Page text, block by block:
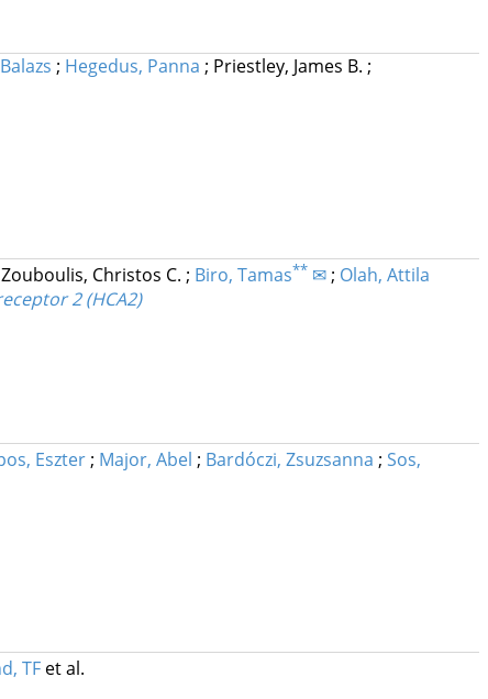
; Hegedus, Panna ; Priestley, James B. ;
Zouboulis, Christos C. ; Biro, Tamas**✉ ; Olah, Attila
2 (HCA2)
Eszter; Major, Abel ; Bardóczi, Zsuzsanna ; Sos,
TF et al.